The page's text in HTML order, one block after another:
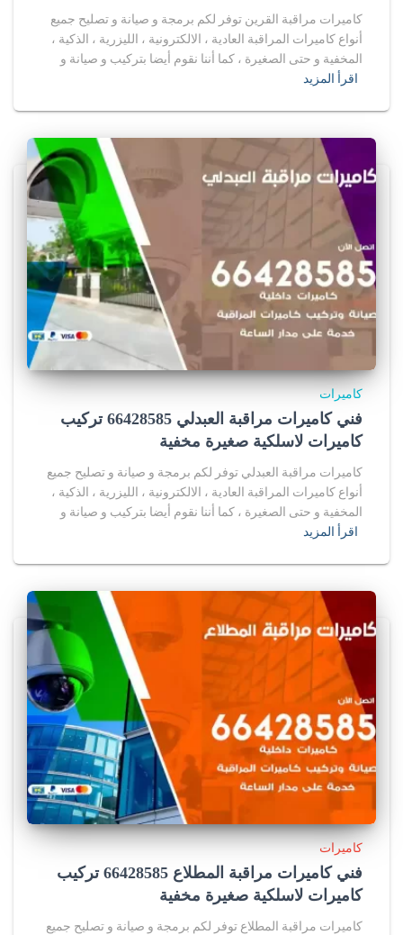
كاميرات مراقبة القرين توفر لكم برمجة و صيانة و تصليح جميع
أنواع كاميرات المراقبة العادية ، الالكترونية ، الليزرية ، الذكية ،
المخفية و حتى الصغيرة ، كما أننا نقوم أيضا بتركيب و صيانة و
اقرأ المزيد
كاميرات
فني كاميرات مراقبة العبدلي 66428585 تركيب
كاميرات لاسلكية صغيرة مخفية
كاميرات مراقبة العبدلي توفر لكم برمجة و صيانة و تصليح جميع
أنواع كاميرات المراقبة العادية ، الالكترونية ، الليزرية ، الذكية ،
المخفية و حتى الصغيرة ، كما أننا نقوم أيضا بتركيب و صيانة و
اقرأ المزيد
كاميرات
فني كاميرات مراقبة المطلاع 66428585 تركيب
كاميرات لاسلكية صغيرة مخفية
كاميرات مراقبة المطلاع توفر لكم برمجة و صيانة و تصليح جميع